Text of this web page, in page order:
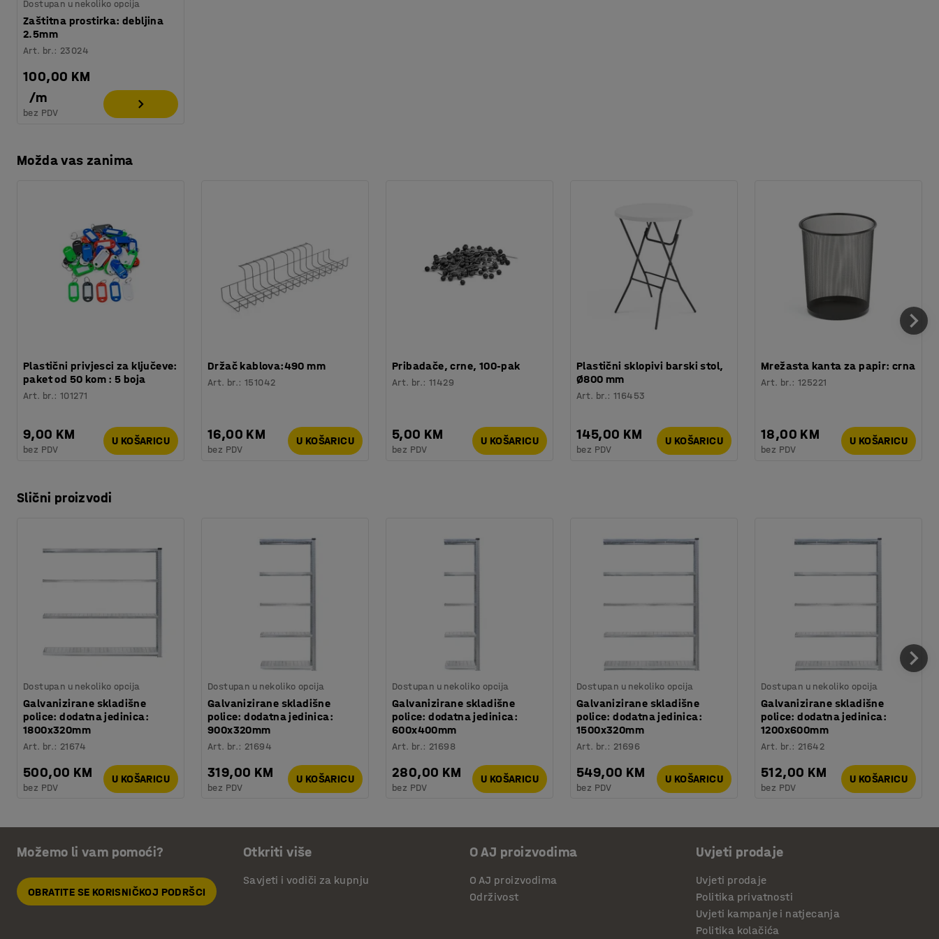
Dostupan u nekoliko opcija
Zaštitna prostirka: debljina
2.5mm
Art. br.: 23024
100,00 KM
/m
bez PDV
Možda vas zanima
Plastični privjesci za ključeve:
paket od 50 kom : 5 boja
Art. br.:101271
9,00 KM
bez PDV
U KOŠARICU
Držač kablova:490 mm
Art. br.:151042
16,00 KM
bez PDV
U KOŠARICU
Pribadače, crne, 100-pak
Art. br.:11429
5,00 KM
bez PDV
U KOŠARICU
Plastični sklopivi barski stol,
Ø800 mm
Art. br.:116453
145,00 KM
bez PDV
U KOŠARICU
Mrežasta kanta za papir: crna
Art. br.:125221
18,00 KM
bez PDV
U KOŠARICU
Slični proizvodi
Dostupan u nekoliko opcija
Galvanizirane skladišne
police: dodatna jedinica:
1800x320mm
Art. br.: 21674
500,00 KM
bez PDV
U KOŠARICU
Dostupan u nekoliko opcija
Galvanizirane skladišne
police: dodatna jedinica:
900x320mm
Art. br.: 21694
319,00 KM
bez PDV
U KOŠARICU
Dostupan u nekoliko opcija
Galvanizirane skladišne
police: dodatna jedinica:
600x400mm
Art. br.: 21698
280,00 KM
bez PDV
U KOŠARICU
Dostupan u nekoliko opcija
Galvanizirane skladišne
police: dodatna jedinica:
1500x320mm
Art. br.: 21696
549,00 KM
bez PDV
U KOŠARICU
Dostupan u nekoliko opcija
Galvanizirane skladišne
police: dodatna jedinica:
1200x600mm
Art. br.: 21642
512,00 KM
bez PDV
U KOŠARICU
Možemo li vam pomoći?
OBRATITE SE KORISNIČKOJ PODRŠCI
Otkriti više
Savjeti i vodiči za kupnju
O AJ proizvodima
O AJ proizvodima
Održivost
Uvjeti prodaje
Uvjeti prodaje
Politika privatnosti
Uvjeti kampanje i natjecanja
Politika kolačića